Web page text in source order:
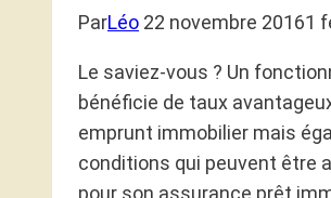
ParLéo 22 novembre 20161
Le saviez-vous ? Un
bénéficie de taux
emprunt immobilier mais
conditions qui peuvent être
pour son assurance prêt